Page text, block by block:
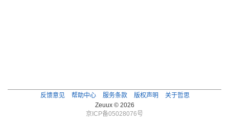
反馈意见 帮助中心 服务条款 版权声明
关于哲思
Zeuux © 2026
京ICP备05028076号